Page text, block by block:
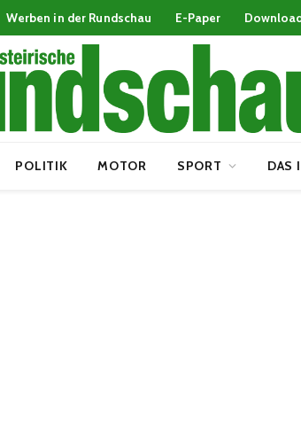
Werben in der Rundschau E-Paper
POLITIK MOTOR SPORT DAS